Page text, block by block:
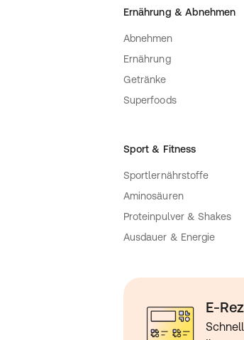
Ernährung & Abnehmen
Abnehmen
Ernährung
Getränke
Superfoods
Sport & Fitness
Sportlernährstoffe
Aminosäuren
Proteinpulver & Shakes
Ausdauer & Energie
E-